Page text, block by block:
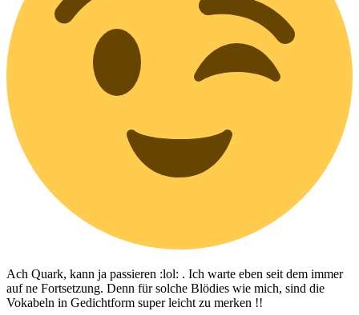
Ach Quark, kann ja passieren :lol: . Ich warte eben seit dem immer
auf ne Fortsetzung. Denn für solche Blödies wie mich, sind die
Vokabeln in Gedichtform super leicht zu merken !!